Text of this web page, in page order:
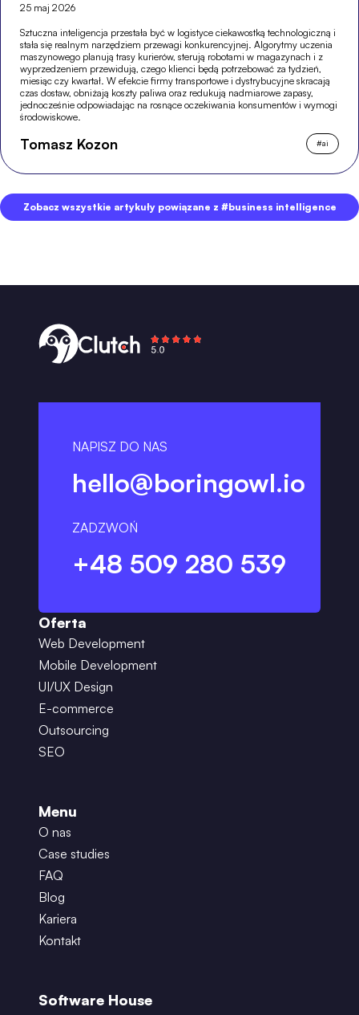
25 maj 2026
Sztuczna inteligencja przestała być w logistyce ciekawostką technologiczną i
stała się realnym narzędziem przewagi konkurencyjnej. Algorytmy uczenia
maszynowego planują trasy kurierów, sterują robotami w magazynach i z
wyprzedzeniem przewidują, czego klienci będą potrzebować za tydzień,
miesiąc czy kwartał. W efekcie firmy transportowe i dystrybucyjne skracają
czas dostaw, obniżają koszty paliwa oraz redukują nadmiarowe zapasy,
jednocześnie odpowiadając na rosnące oczekiwania konsumentów i wymogi
środowiskowe.
Tomasz Kozon #ai
Zobacz wszystkie artykuły powiązane z #business intelligence
NAPISZ DO NAS
hello@boringowl.io
ZADZWOŃ
+48 509 280 539
Oferta
Web Development
Mobile Development
UI/UX Design
E-commerce
Outsourcing
SEO
Menu
O nas
Case studies
FAQ
Blog
Kariera
Kontakt
Software House